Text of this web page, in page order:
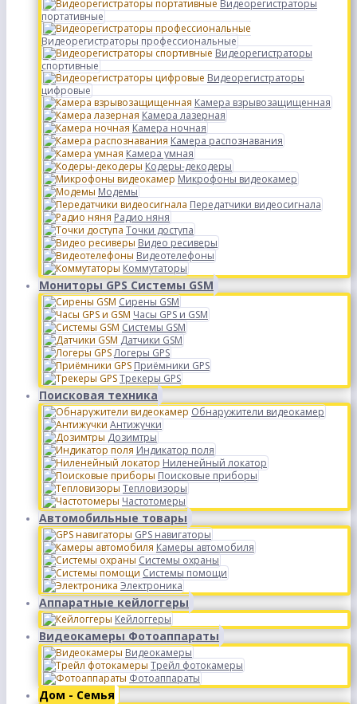
Видеорегистраторы
портативные
Видеорегистраторы профессиональные
Видеорегистраторы
спортивные
Видеорегистраторы
цифровые
Камера взрывозащищенная
Камера лазерная
Камера ночная
Камера распознавания
Камера умная
Кодеры-декодеры
Микрофоны видеокамер
Модемы
Передатчики видеосигнала
Радио няня
Точки доступа
Видео ресиверы
Видеотелефоны
Коммутаторы
Мониторы GPS Системы GSM
Сирены GSM
Часы GPS и GSM
Системы GSM
Датчики GSM
Логеры GPS
Приёмники GPS
Трекеры GPS
Поисковая техника
Обнаружители видеокамер
Антижучки
Дозимтры
Индикатор поля
Ниленейный локатор
Поисковые приборы
Тепловизоры
Частотомеры
Автомобильные товары
GPS навигаторы
Камеры автомобиля
Системы охраны
Системы помощи
Электроника
Аппаратные кейлоггеры
Кейлоггеры
Видеокамеры Фотоаппараты
Видеокамеры
Трейл фотокамеры
Фотоаппараты
Дом - Семья